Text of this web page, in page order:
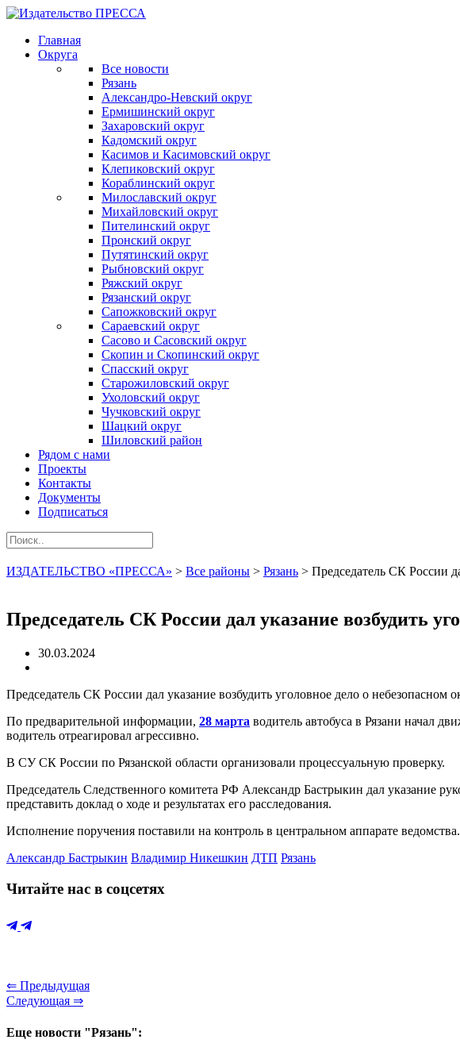
Главная
Округа
Все новости
Рязань
Александро-Невский округ
Ермишинский округ
Захаровский округ
Кадомский округ
Касимов и Касимовский округ
Клепиковский округ
Кораблинский округ
Милославский округ
Михайловский округ
Пителинский округ
Пронский округ
Путятинский округ
Рыбновский округ
Ряжский округ
Рязанский округ
Сапожковский округ
Сараевский округ
Сасово и Сасовский округ
Скопин и Скопинский округ
Спасский округ
Старожиловский округ
Ухоловский округ
Чучковский округ
Шацкий округ
Шиловский район
Рядом с нами
Проекты
Контакты
Документы
Подписаться
ИЗДАТЕЛЬСТВО «ПРЕССА» > Все районы > Рязань > Председатель СК России
Председатель СК России дал указание возбудить
30.03.2024
Председатель СК России дал указание возбудить уголовное дело о
По предварительной информации, 28 марта водитель автобуса в Рязани начал
водитель отреагировал агрессивно.
В СУ СК России по Рязанской области организовали процессуальную проверку.
Председатель Следственного комитета РФ Александр Бастрыкин дал указание
представить доклад о ходе и результатах его расследования.
Исполнение поручения поставили на контроль в центральном аппарате ведомства.
Александр Бастрыкин Владимир Никешкин ДТП Рязань
Читайте нас в соцсетях
⇐ Предыдущая
Следующая ⇒
Еще новости "Рязань":